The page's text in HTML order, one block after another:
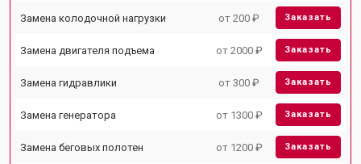
Замена колодочной нагрузки от 200 ₽ Заказать
Замена двигателя подъема от 2000 ₽ Заказать
Замена гидравлики от 300 ₽ Заказать
Замена генератора от 1300 ₽ Заказать
Замена беговых полотен от 1200 ₽ Заказать